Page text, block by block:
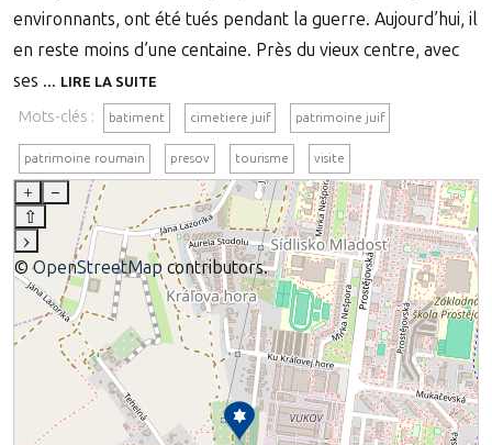
environnants, ont été tués pendant la guerre. Aujourd’hui, il
en reste moins d’une centaine. Près du vieux centre, avec
ses ... LIRE LA SUITE
Mots-clés : batiment cimetiere juif patrimoine juif
patrimoine roumain presov tourisme visite
+
–
⇧
›
©OpenStreetMap contributors.